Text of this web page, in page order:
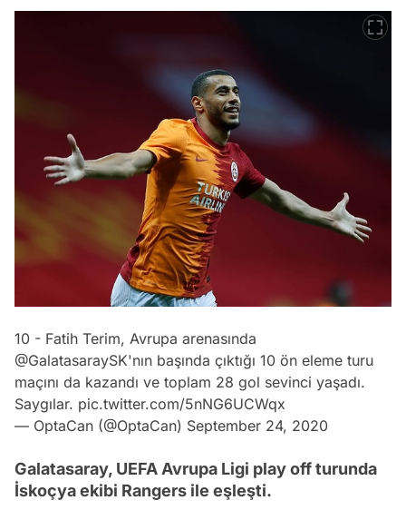
10 - Fatih Terim, Avrupa arenasında
@GalatasaraySK'nın başında çıktığı 10 ön eleme turu
maçını da kazandı ve toplam 28 gol sevinci yaşadı.
Saygılar. pic.twitter.com/5nNG6UCWqx
— OptaCan (@OptaCan) September 24, 2020
Galatasaray, UEFA Avrupa Ligi play off turunda
İskoçya ekibi Rangers ile eşleşti.